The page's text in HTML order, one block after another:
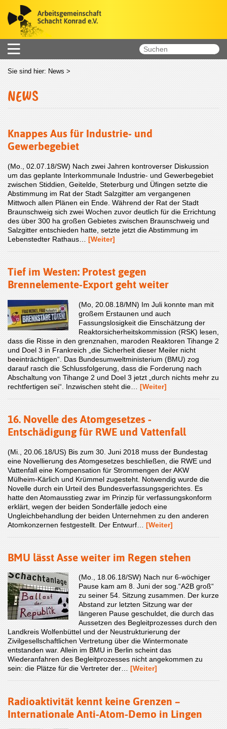
Sie sind hier: News >
NEWS
Knappes Aus für Industrie- und
Gewerbegebiet
(Mo., 02.07.18/SW) Nach zwei Jahren kontroverser Diskussion
um das geplante Interkommunale Industrie- und Gewerbegebiet
zwischen Stiddien, Geitelde, Steterburg und Üfingen setzte die
Abstimmung im Rat der Stadt Salzgitter am vergangenen
Mittwoch allen Plänen ein Ende. Während der Rat der Stadt
Braunschweig sich zwei Wochen zuvor deutlich für die Errichtung
des über 300 ha großen Gebietes zwischen Braunschweig und
Salzgitter entschieden hatte, setzte jetzt die Abstimmung im
Lebenstedter Rathaus… [Weiter]
Tief im Westen: Protest gegen
Brennelemente-Export geht weiter
(Mo, 20.08.18/MN) Im Juli konnte man mit
großem Erstaunen und auch
Fassungslosigkeit die Einschätzung der
Reaktorsicherheitskommission (RSK) lesen,
dass die Risse in den grenznahen, maroden Reaktoren Tihange 2
und Doel 3 in Frankreich „die Sicherheit dieser Meiler nicht
beeinträchtigen“. Das Bundesumweltministerium (BMU) zog
darauf rasch die Schlussfolgerung, dass die Forderung nach
Abschaltung von Tihange 2 und Doel 3 jetzt „durch nichts mehr zu
rechtfertigen sei“. Inzwischen steht die… [Weiter]
16. Novelle des Atomgesetzes -
Entschädigung für RWE und Vattenfall
(Mi., 20.06.18/US) Bis zum 30. Juni 2018 muss der Bundestag
eine Novellierung des Atomgesetzes beschließen, die RWE und
Vattenfall eine Kompensation für Strommengen der AKW
Mülheim-Kärlich und Krümmel zugesteht. Notwendig wurde die
Novelle durch ein Urteil des Bundesverfassungsgerichtes. Es
hatte den Atomausstieg zwar im Prinzip für verfassungskonform
erklärt, wegen der beiden Sonderfälle jedoch eine
Ungleichbehandlung der beiden Unternehmen zu den anderen
Atomkonzernen festgestellt. Der Entwurf… [Weiter]
BMU lässt Asse weiter im Regen stehen
(Mo., 18.06.18/SW) Nach nur 6-wöchiger
Pause kam am 8. Juni der sog.“A2B groß“
zu seiner 54. Sitzung zusammen. Der kurze
Abstand zur letzten Sitzung war der
längeren Pause geschuldet, die durch das
Aussetzen des Begleitprozesses durch den
Landkreis Wolfenbüttel und der Neustrukturierung der
Zivilgesellschaftlichen Vertretung über die Wintermonate
entstanden war. Allein im BMU in Berlin scheint das
Wiederanfahren des Begleitprozesses nicht angekommen zu
sein: die Plätze für die Vertreter der… [Weiter]
Radioaktivität kennt keine Grenzen –
Internationale Anti-Atom-Demo in Lingen